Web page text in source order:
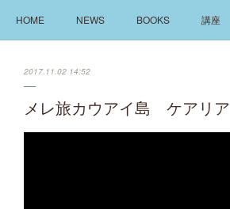
HOME NEWS BOOKS 講座
2017.11.02 14:52
メレ旅カウアイ島 ケアリア